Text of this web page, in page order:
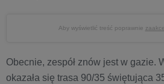
Aby wyświetlić treść poprawnie
Obecnie, zespół znów jest w gazie.
okazała się trasa 90/35 świętująca